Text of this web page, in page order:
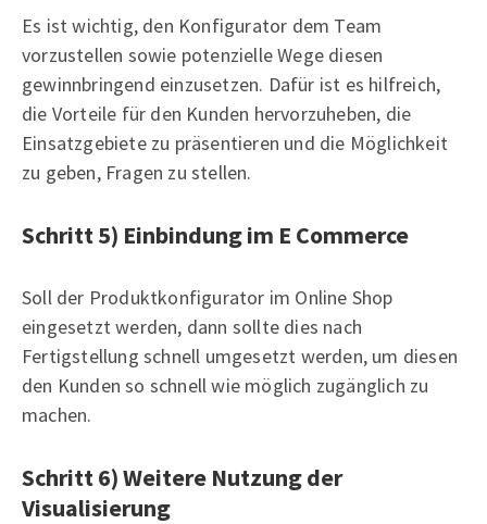
Es ist wichtig, den Konfigurator dem Team
vorzustellen sowie potenzielle Wege diesen
gewinnbringend einzusetzen. Dafür ist es hilfreich,
die Vorteile für den Kunden hervorzuheben, die
Einsatzgebiete zu präsentieren und die Möglichkeit
zu geben, Fragen zu stellen.
Schritt 5) Einbindung im E Commerce
Soll der Produktkonfigurator im Online Shop
eingesetzt werden, dann sollte dies nach
Fertigstellung schnell umgesetzt werden, um diesen
den Kunden so schnell wie möglich zugänglich zu
machen.
Schritt 6) Weitere Nutzung der
Visualisierung